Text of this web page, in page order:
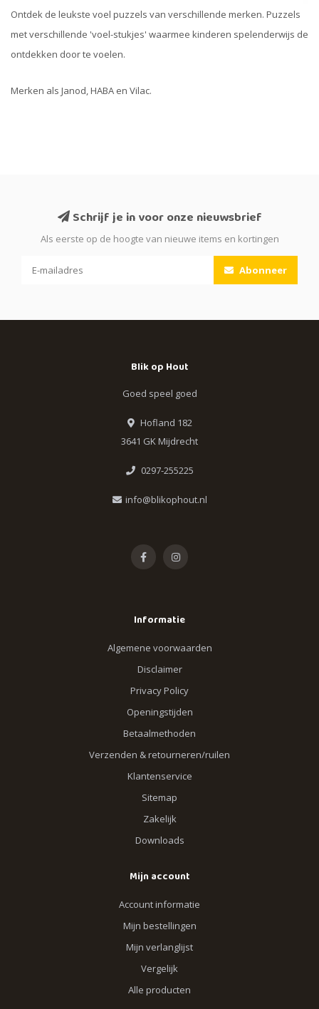
Ontdek de leukste voel puzzels van verschillende merken. Puzzels
met verschillende 'voel-stukjes' waarmee kinderen spelenderwijs de
ontdekken door te voelen.
Merken als Janod, HABA en Vilac.
Schrijf je in voor onze nieuwsbrief
Als eerste op de hoogte van nieuwe items en kortingen
Abonneer
Blik op Hout
Goed speel goed
Hofland 182
3641 GK Mijdrecht
0297-255225
info@blikophout.nl
Informatie
Algemene voorwaarden
Disclaimer
Privacy Policy
Openingstijden
Betaalmethoden
Verzenden & retourneren/ruilen
Klantenservice
Sitemap
Zakelijk
Downloads
Mijn account
Account informatie
Mijn bestellingen
Mijn verlanglijst
Vergelijk
Alle producten